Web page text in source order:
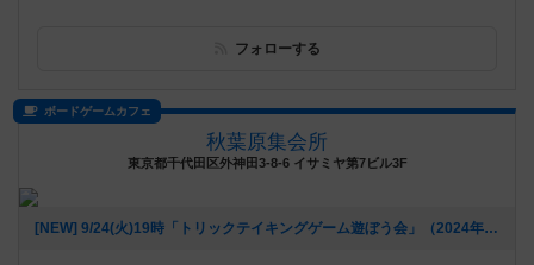
フォローする
ボードゲームカフェ
秋葉原集会所
東京都千代田区外神田3-8-6 イサミヤ第7ビル3F
[NEW] 9/24(火)19時「トリックテイキングゲーム遊ぼう会」（2024年08月26日 17時22分）